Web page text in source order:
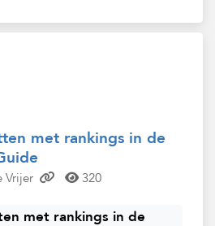
met rankings in de
Vrijer 320
met rankings in de